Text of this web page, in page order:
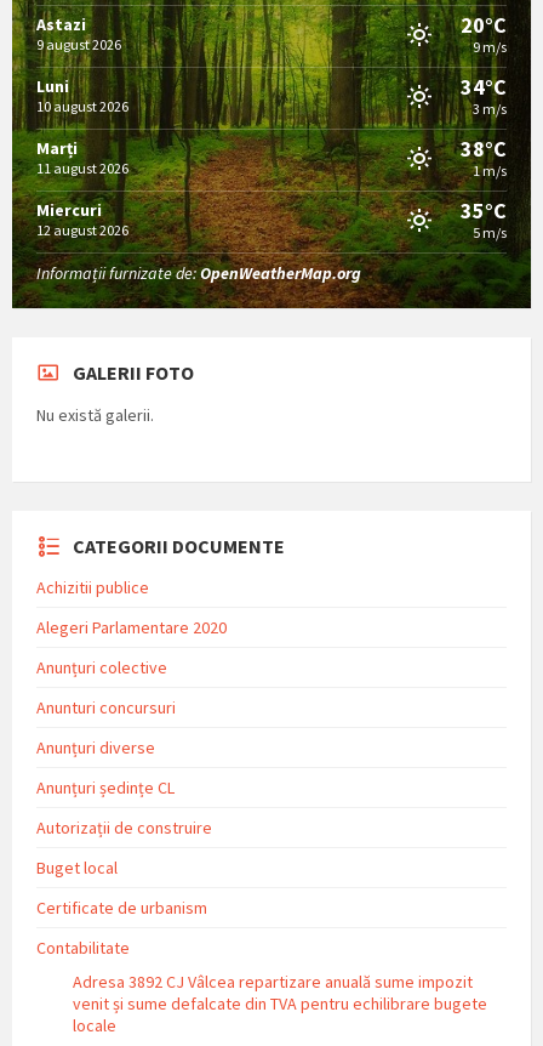
Astazi
9 august 2026
20°C
9 m/s
Luni
10 august 2026
34°C
3 m/s
Marți
11 august 2026
38°C
1 m/s
Miercuri
12 august 2026
35°C
5 m/s
Informații furnizate de:OpenWeatherMap.org
GALERII FOTO
Nu există galerii.
CATEGORII DOCUMENTE
Achizitii publice
Alegeri Parlamentare 2020
Anunțuri colective
Anunturi concursuri
Anunțuri diverse
Anunțuri ședințe CL
Autorizații de construire
Buget local
Certificate de urbanism
Contabilitate
Adresa 3892 CJ Vâlcea repartizare anuală sume impozit
venit și sume defalcate din TVA pentru echilibrare bugete
locale